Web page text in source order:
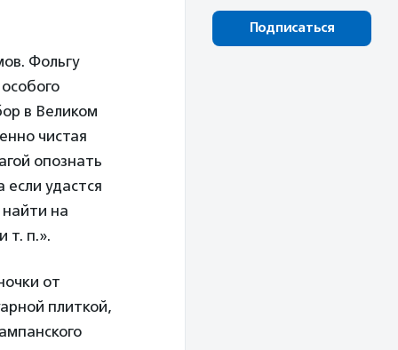
Фольгу
в Великом
чистая
опознать
удастся
на
т. п.».
от
плиткой,
Подписаться